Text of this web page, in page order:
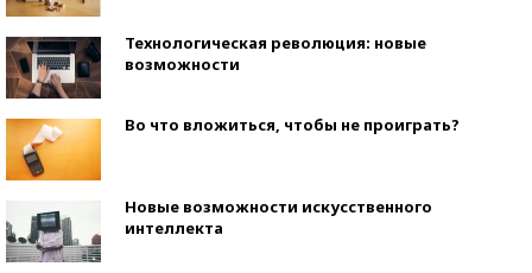
Технологическая революция: новые
возможности
Во что вложиться, чтобы не проиграть?
Новые возможности искусственного
интеллекта